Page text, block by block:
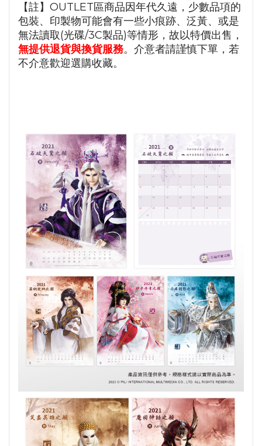
【註】OUTLET區商品因年代久遠，少數品項的
包裝、印製物可能會有一些小痕跡、泛黃、或是
無法讀取(光碟/3C製品)等情形，故以特價出售，
無提供退貨與換貨服務。介意者請謹慎下單，若
不介意歡迎選購收藏。